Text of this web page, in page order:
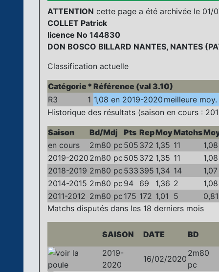
ATTENTION cette page a été archivée le 01/
COLLET Patrick
licence No 144830
DON BOSCO BILLARD NANTES, NANTES
Classification actuelle
Catégorie* Référence (val 3.10)
R3
1 1,08 en 2019-2020 meilleure
Historique des résultats (saison en cours :
Saison Bd/Mdj Pts RepMoyMatchs
en cours
2m80 pc 505 372 1,35 11
1,08
2019-2020 2m80 pc 505 372 1,35 11
1,08
2018-2019 2m80 pc 533 395 1,34 14
1,07
2014-2015 2m80 pc 94 69 1,36 2
1,08
2011-2012 2m80 pc 175 172 1,01 5
0,81
Matchs disputés dans les 18 derniers mois
SAISON DATE
BD
2019-
2020
16/02/2020
2m80
pc